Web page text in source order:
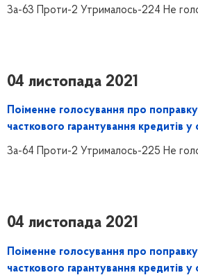
За-63 Проти-2 Утрималось-224 Не
04 листопада 2021
Поіменне голосування про
часткового гарантування кредитів
За-64 Проти-2 Утрималось-225 Не
04 листопада 2021
Поіменне голосування про
часткового гарантування кредитів